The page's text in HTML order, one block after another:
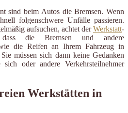
sind beim Autos die Bremsen. Wenn
folgenschwere Unfälle passieren.
aufsuchen, achtet derWerkstatt-
die Bremsen und andere
die Reifen an Ihrem Fahrzeug in
müssen sich dann keine Gedanken
oder andere Verkehrsteilnehmer
Werkstätten in